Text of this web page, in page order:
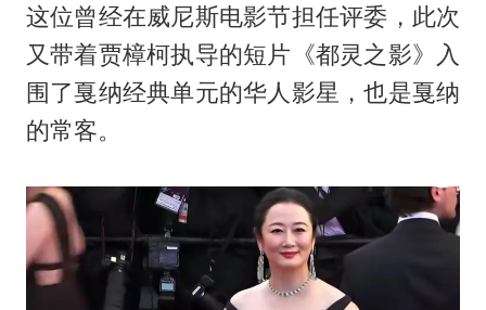
这位曾经在威尼斯电影节担任评委，此次
又带着贾樟柯执导的短片《都灵之影》入
围了戛纳经典单元的华人影星，也是戛纳
的常客。